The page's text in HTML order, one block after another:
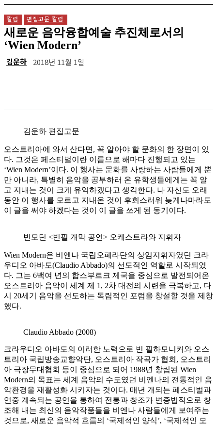
칼럼 편집고문 칼럼
새로운 음악융합예술 추진체로서의
‘Wien Modern’
김운하 2018년 11월 1일
김운하 편집고문
오스트리아에 와서 산다면, 꼭 알아야 할 문화의 한 장면이 있
다. 그것은 페스티벌이란 이름으로 해마다 진행되고 있는
‘Wien Modern’이다. 이 행사는 문화를 사랑하는 사람들에게 뿐
만 아니라, 특별히 음악을 공부하러 온 유학생들에게는 꼭 알
고 지내는 것이 크게 유익하겠다고 생각한다. 나 자신도 오래
동안 이 행사를 모르고 지내온 것이 후회스러워 늦게나마라도
이 글을 써야 하겠다는 것이 이 글을 쓰게 된 동기이다.
빈모던 <빈필 개막 공연> 오케스트라와 지휘자
Wien Modern은 비엔나 국립오페라단의 상임지휘자였던 크라
우디오 아바도(Claudio Abbado)의 선도적인 역할로 시작되었
다. 그는 6백여 년의 합스부르크 제국을 중심으로 발전되어온
오스트리아 음악이 세계 제 1, 2차 대전의 시련을 극복하고, 다
시 20세기 음악을 선도하는 독립적인 포럼을 창설할 것을 제창
했다.
Claudio Abbado (2008)
크라우디오 아바도의 이러한 노력으로 빈 필하모니커와 오스
트리아 국립방송교향악단, 오스트리아 작곡가 협회, 오스트리
아 극장무대협회 등이 중심으로 되어 1988년 창립된 Wien
Modern의 목표는 세계 음악의 수도였던 비엔나의 전통적인 음
악환경을 재활성화 시키자는 것이다. 매년 개되는 페스티벌과
연중 계속되는 공연을 통하여 전통과 창조가 변증법적으로 창
조해 내는 최신의 음악작품들을 비엔나 사람들에게 보여주는
것으로, 새로운 음악적 흐름의 ‘국제적인 양식’, ‘국제적인 모